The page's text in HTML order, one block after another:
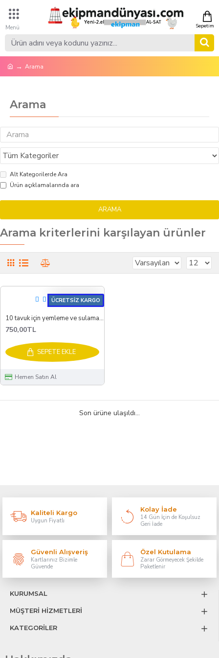
Arama
Arama
Alt Kategorilerde Ara
Ürün açıklamalarında ara
ARAMA
Arama kriterlerini karşılayan ürünler
ÜCRETSİZ KARGO
10 tavuk için yemleme ve sulama hoby set
750,00TL
SEPETE EKLE
Hemen Satın Al
Son ürüne ulaşıldı...
Kaliteli Kargo
Uygun Fiyatlı
Kolay İade
14 Gün İçin de Koşulsuz
Geri İade
Güvenli Alışveriş
Kartlarınız Bizimle
Güvende
Özel Kutulama
Zarar Görmeyecek Şekilde
Paketlenir
KURUMSAL
MÜŞTERİ HİZMETLERİ
KATEGORİLER